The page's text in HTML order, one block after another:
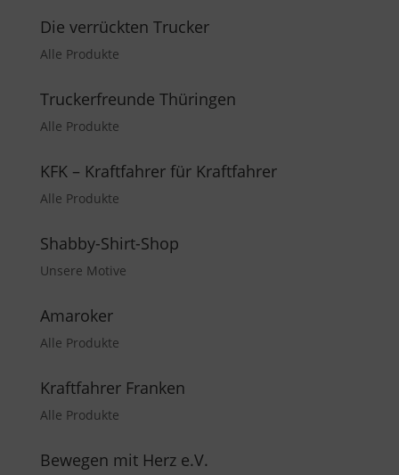
Die verrückten Trucker
Alle Produkte
Truckerfreunde Thüringen
Alle Produkte
KFK – Kraftfahrer für Kraftfahrer
Alle Produkte
Shabby-Shirt-Shop
Unsere Motive
Amaroker
Alle Produkte
Kraftfahrer Franken
Alle Produkte
Bewegen mit Herz e.V.